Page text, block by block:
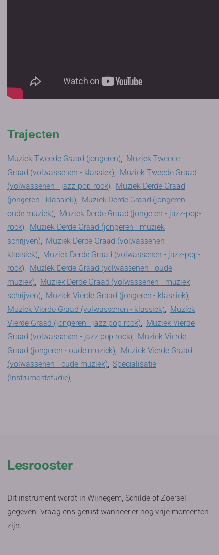
Trajecten
Muziek Tweede Graad (jongeren), Muziek Tweede
Graad (volwassenen - klassiek), Muziek Tweede Graad
(volwassenen - jazz-pop-rock), Muziek Derde Graad
(jongeren - klassiek), Muziek Derde Graad (jongeren -
oude muziek), Muziek Derde Graad (jongeren - jazz-pop-
rock), Muziek Derde Graad (jongeren - muziek
schrijven), Muziek Derde Graad (volwassenen -
klassiek), Muziek Derde Graad (volwassenen - jazz-pop-
rock), Muziek Derde Graad (volwassenen - oude
muziek), Muziek Derde Graad (volwassenen - muziek
schrijven), Muziek Vierde Graad (jongeren - klassiek),
Muziek Vierde Graad (volwassenen - klassiek), Muziek
Vierde Graad (jongeren - jazz pop rock), Muziek Vierde
Graad (volwassenen - jazz pop rock), Muziek Vierde
Graad (jongeren - oude muziek), Muziek Vierde Graad
(volwassenen - oude muziek), Specialisatie
(Instrumentstudie),
Lesrooster
Dit instrument wordt in Wijnegem, Schilde of Zoersel
gegeven. Vraag ons gerust wanneer er nog vrije momenten
zijn.